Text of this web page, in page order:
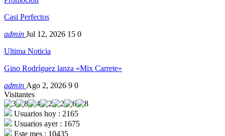
Casi Perfectos
admin Jul 12, 2026 15 0
Ultima Noticia
Gino Rodríguez lanza «Mix Carrete»
admin Ago 2, 2026 9 0
Visitantes
Usuarios hoy : 2165
Usuarios ayer : 1675
Este mes : 10435